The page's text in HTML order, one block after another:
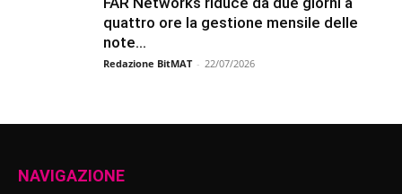
quattro ore la gestione mensile delle
note...
Redazione BitMAT - 22/07/2026
NAVIGAZIONE